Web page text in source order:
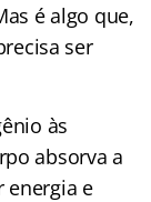
é algo que,
ser
às
absorva a
energia e